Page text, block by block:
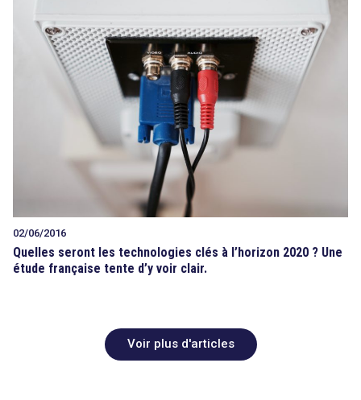
02/06/2016
Quelles seront les technologies clés à l’horizon 2020 ? Une
étude française tente d’y voir clair.
Voir plus d'articles